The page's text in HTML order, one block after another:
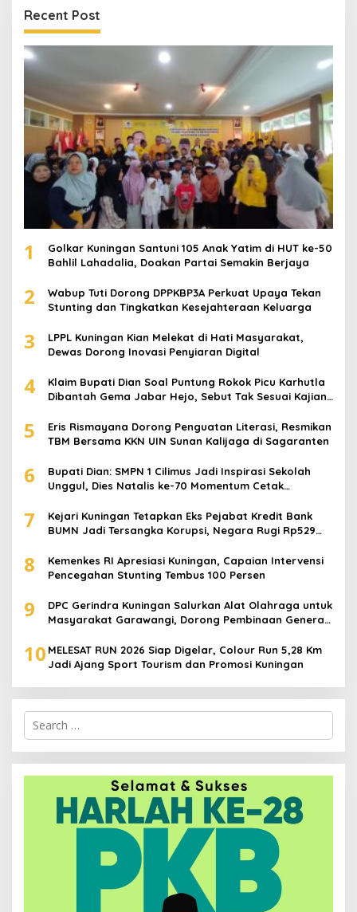
Recent Post
1
Golkar Kuningan Santuni 105 Anak Yatim di HUT ke-50
Bahlil Lahadalia, Doakan Partai Semakin Berjaya
2
Wabup Tuti Dorong DPPKBP3A Perkuat Upaya Tekan
Stunting dan Tingkatkan Kesejahteraan Keluarga
3
LPPL Kuningan Kian Melekat di Hati Masyarakat,
Dewas Dorong Inovasi Penyiaran Digital
4
Klaim Bupati Dian Soal Puntung Rokok Picu Karhutla
Dibantah Gema Jabar Hejo, Sebut Tak Sesuai Kajian
5
Eris Rismayana Dorong Penguatan Literasi, Resmikan
TBM Bersama KKN UIN Sunan Kalijaga di Sagaranten
6
Bupati Dian: SMPN 1 Cilimus Jadi Inspirasi Sekolah
Unggul, Dies Natalis ke-70 Momentum Cetak
7
Kejari Kuningan Tetapkan Eks Pejabat Kredit Bank
BUMN Jadi Tersangka Korupsi, Negara Rugi Rp529
8
Kemenkes RI Apresiasi Kuningan, Capaian Intervensi
Pencegahan Stunting Tembus 100 Persen
9
DPC Gerindra Kuningan Salurkan Alat Olahraga untuk
Masyarakat Garawangi, Dorong Pembinaan Generasi
10 MELESAT RUN 2026 Siap Digelar, Colour Run 5,28 Km
Jadi Ajang Sport Tourism dan Promosi Kuningan
Search
for: